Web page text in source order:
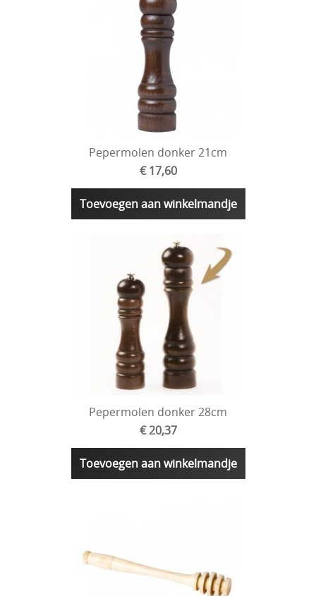
Pepermolen donker 21cm
€ 17,60
Toevoegen aan winkelmandje
Pepermolen donker 28cm
€ 20,37
Toevoegen aan winkelmandje